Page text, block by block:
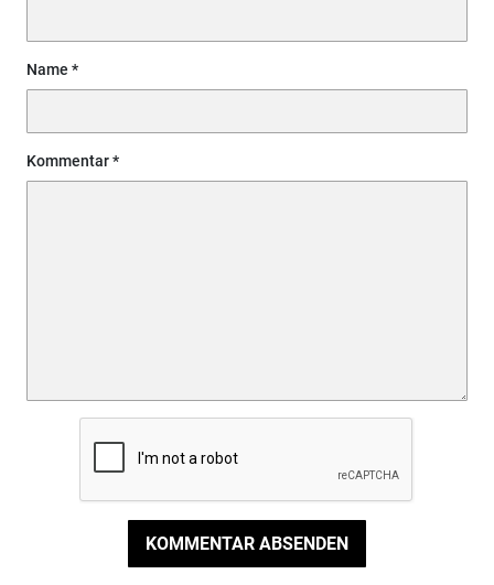
Name
Kommentar
KOMMENTAR ABSENDEN